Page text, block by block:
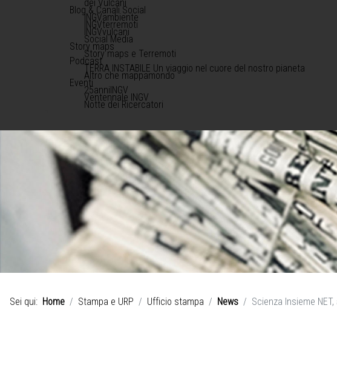
dei Vulcani
Blog & Canali Social
INGVambiente
INGVterremoti
INGVvulcani
Social Media
Story maps
Story maps e Terremoti
Podcast
TERRA INSTABILE Un viaggio nel cuore del nostro pianeta
Altro che mappamondo
Eventi
25anniINGV
Ventennale INGV
Notte dei Ricercatori
Sei qui: Home Stampa e URP Ufficio stampa News Scienza Insieme